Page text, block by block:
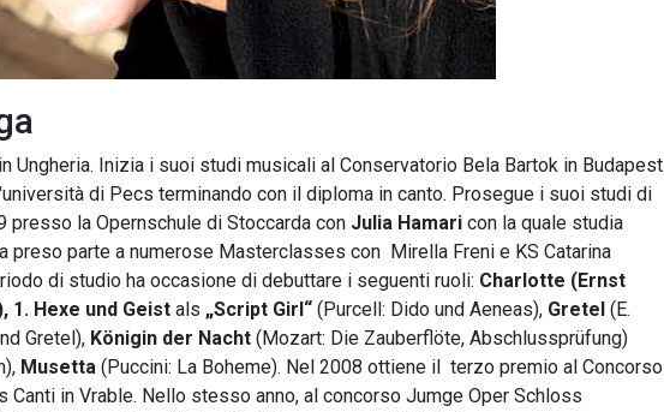
Ungheria. Inizia i suoi studi musicali al Conservatorio Bela Bartok in Budapest
di Pecs terminando con il diploma in canto. Prosegue i suoi studi di
presso la Opernschule di Stoccarda con Julia Hamari con la quale studia
preso parte a numerose Masterclasses con Mirella Freni e KS Catarina
di studio ha occasione di debuttare i seguenti ruoli: Charlotte (Ernst
1. Hexe und Geist als „Script Girl“ (Purcell: Dido und Aeneas), Gretel (E.
Gretel), Königin der Nacht (Mozart: Die Zauberflöte, Abschlussprüfung)
Musetta (Puccini: La Boheme). Nel 2008 ottiene il terzo premio al Concorso
Canti in Vrable. Nello stesso anno, al concorso Jumge Oper Schloss